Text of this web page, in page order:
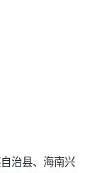
治县、海南兴